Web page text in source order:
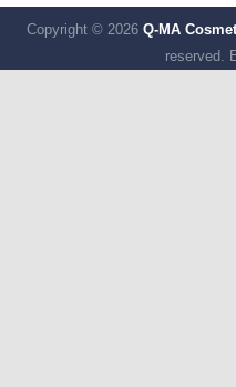
Copyright © 2026 Q-MA
reserved.